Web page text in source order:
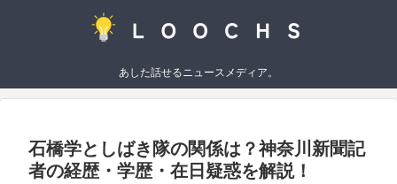
あした話せるニュースメディア。
石橋学としばき隊の関係は？神奈川新聞記
者の経歴・学歴・在日疑惑を解説！